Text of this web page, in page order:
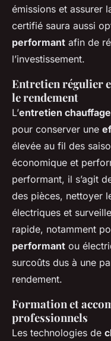
émissions et assurer
certifié saura aussi
performant afin de
l’investissement.
Entretien régulier
le rendement
L’entretien
pour conserver une
élevée au fil des
économique et
performant, il s’agit
des pièces, nettoyer
électriques et
rapide, notamment
performant ou
surcoûts dus à une
rendement.
Formation et
professionnels
Les technologies de